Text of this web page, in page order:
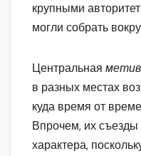
крупными
могли собрать
Центральная
в разных местах
куда время от
Впрочем, их
характера,